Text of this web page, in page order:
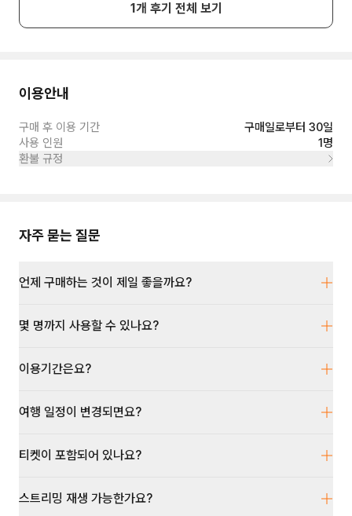
1개 후기 전체 보기
이용안내
구매 후 이용 기간
구매일로부터 30일
사용 인원
1명
환불 규정
자주 묻는 질문
언제 구매하는 것이 제일 좋을까요?
몇 명까지 사용할 수 있나요?
이용기간은요?
여행 일정이 변경되면요?
티켓이 포함되어 있나요?
스트리밍 재생 가능한가요?